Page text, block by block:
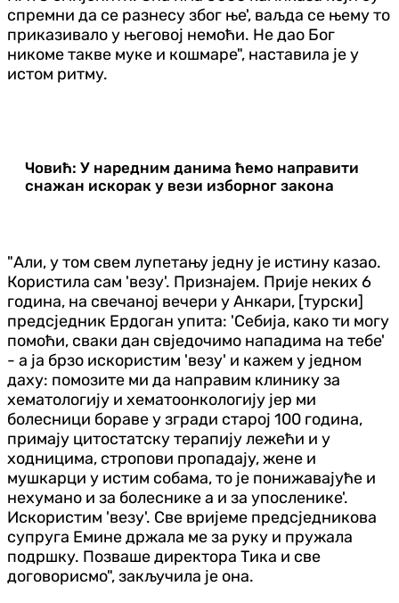
спремни да се разнесу због ње', ваљда се њему то
приказивало у његовој немоћи. Не дао Бог
никоме такве муке и кошмаре", наставила је у
истом ритму.
Човић: У наредним данима ћемо направити
снажан искорак у вези изборног закона
"Али, у том свем лупетању једну је истину казао.
Користила сам 'везу'. Признајем. Прије неких 6
година, на свечаној вечери у Анкари, [турски]
предсједник Ердоган упита: 'Себија, како ти могу
помоћи, сваки дан свједочимо нападима на тебе'
- а ја брзо искористим 'везу' и кажем у једном
даху: помозите ми да направим клинику за
хематологију и хематоонкологију јер ми
болесници бораве у згради старој 100 година,
примају цитостатску терапију лежећи и у
ходницима, стропови пропадају, жене и
мушкарци у истим собама, то је понижавајуће и
нехумано и за болеснике а и за упосленике'.
Искористим 'везу'. Све вријеме предсједникова
супруга Емине држала ме за руку и пружала
подршку. Позваше директора Тика и све
договорисмо", закључила је она.